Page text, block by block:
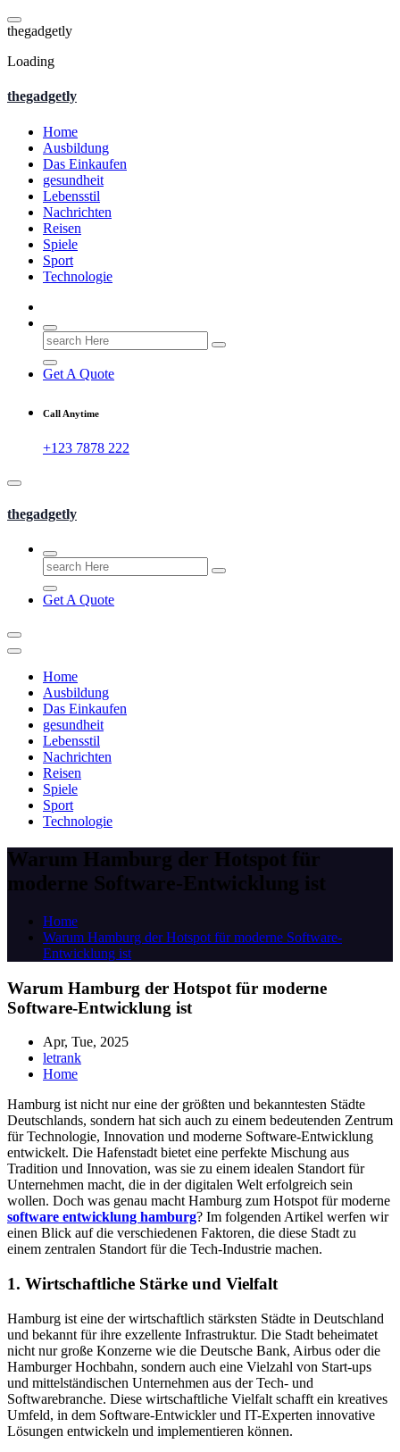
Skip
to
thegadgetly
Loading
thegadgetly
Home
Ausbildung
Das Einkaufen
gesundheit
Lebensstil
Nachrichten
Reisen
Spiele
Sport
Technologie
Search
for:
Get A Quote
Call Anytime
+123 7878 222
thegadgetly
Search
for:
Get A Quote
Home
Ausbildung
Das Einkaufen
gesundheit
Lebensstil
Nachrichten
Reisen
Spiele
Sport
Technologie
Warum Hamburg der Hotspot für
moderne Software-Entwicklung ist
Home
Warum Hamburg der Hotspot für moderne Software-
Entwicklung ist
Warum Hamburg der Hotspot für moderne
Software-Entwicklung ist
Apr, Tue, 2025
letrank
Home
Hamburg ist nicht nur eine der größten und bekanntesten Städte
Deutschlands, sondern hat sich auch zu einem bedeutenden Zentrum
für Technologie, Innovation und moderne Software-Entwicklung
entwickelt. Die Hafenstadt bietet eine perfekte Mischung aus
Tradition und Innovation, was sie zu einem idealen Standort für
Unternehmen macht, die in der digitalen Welt erfolgreich sein
wollen. Doch was genau macht Hamburg zum Hotspot für moderne
software entwicklung hamburg? Im folgenden Artikel werfen wir
einen Blick auf die verschiedenen Faktoren, die diese Stadt zu
einem zentralen Standort für die Tech-Industrie machen.
1. Wirtschaftliche Stärke und Vielfalt
Hamburg ist eine der wirtschaftlich stärksten Städte in Deutschland
und bekannt für ihre exzellente Infrastruktur. Die Stadt beheimatet
nicht nur große Konzerne wie die Deutsche Bank, Airbus oder die
Hamburger Hochbahn, sondern auch eine Vielzahl von Start-ups
und mittelständischen Unternehmen aus der Tech- und
Softwarebranche. Diese wirtschaftliche Vielfalt schafft ein kreatives
Umfeld, in dem Software-Entwickler und IT-Experten innovative
Lösungen entwickeln und implementieren können.